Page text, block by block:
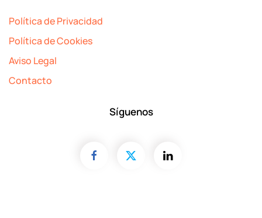
Política de Privacidad
Política de Cookies
Aviso Legal
Contacto
Síguenos